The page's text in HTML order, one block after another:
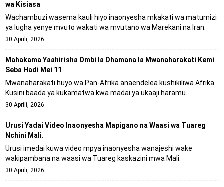
wa Kisiasa
Wachambuzi wasema kauli hiyo inaonyesha mkakati wa matumizi
ya lugha yenye mvuto wakati wa mvutano wa Marekani na Iran.
30 Aprili, 2026
Mahakama Yaahirisha Ombi la Dhamana la Mwanaharakati Kemi
Seba Hadi Mei 11
Mwanaharakati huyo wa Pan-Afrika anaendelea kushikiliwa Afrika
Kusini baada ya kukamatwa kwa madai ya ukaaji haramu.
30 Aprili, 2026
Urusi Yadai Video Inaonyesha Mapigano na Waasi wa Tuareg
Nchini Mali.
Urusi imedai kuwa video mpya inaonyesha wanajeshi wake
wakipambana na waasi wa Tuareg kaskazini mwa Mali.
30 Aprili, 2026